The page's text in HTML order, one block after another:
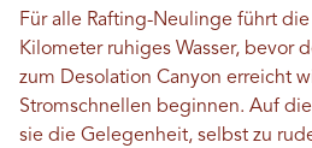
Für alle Rafting-Neulinge führt
Kilometer ruhiges Wasser, bevor
zum Desolation Canyon erreicht
Stromschnellen beginnen. Auf
sie die Gelegenheit, selbst zu